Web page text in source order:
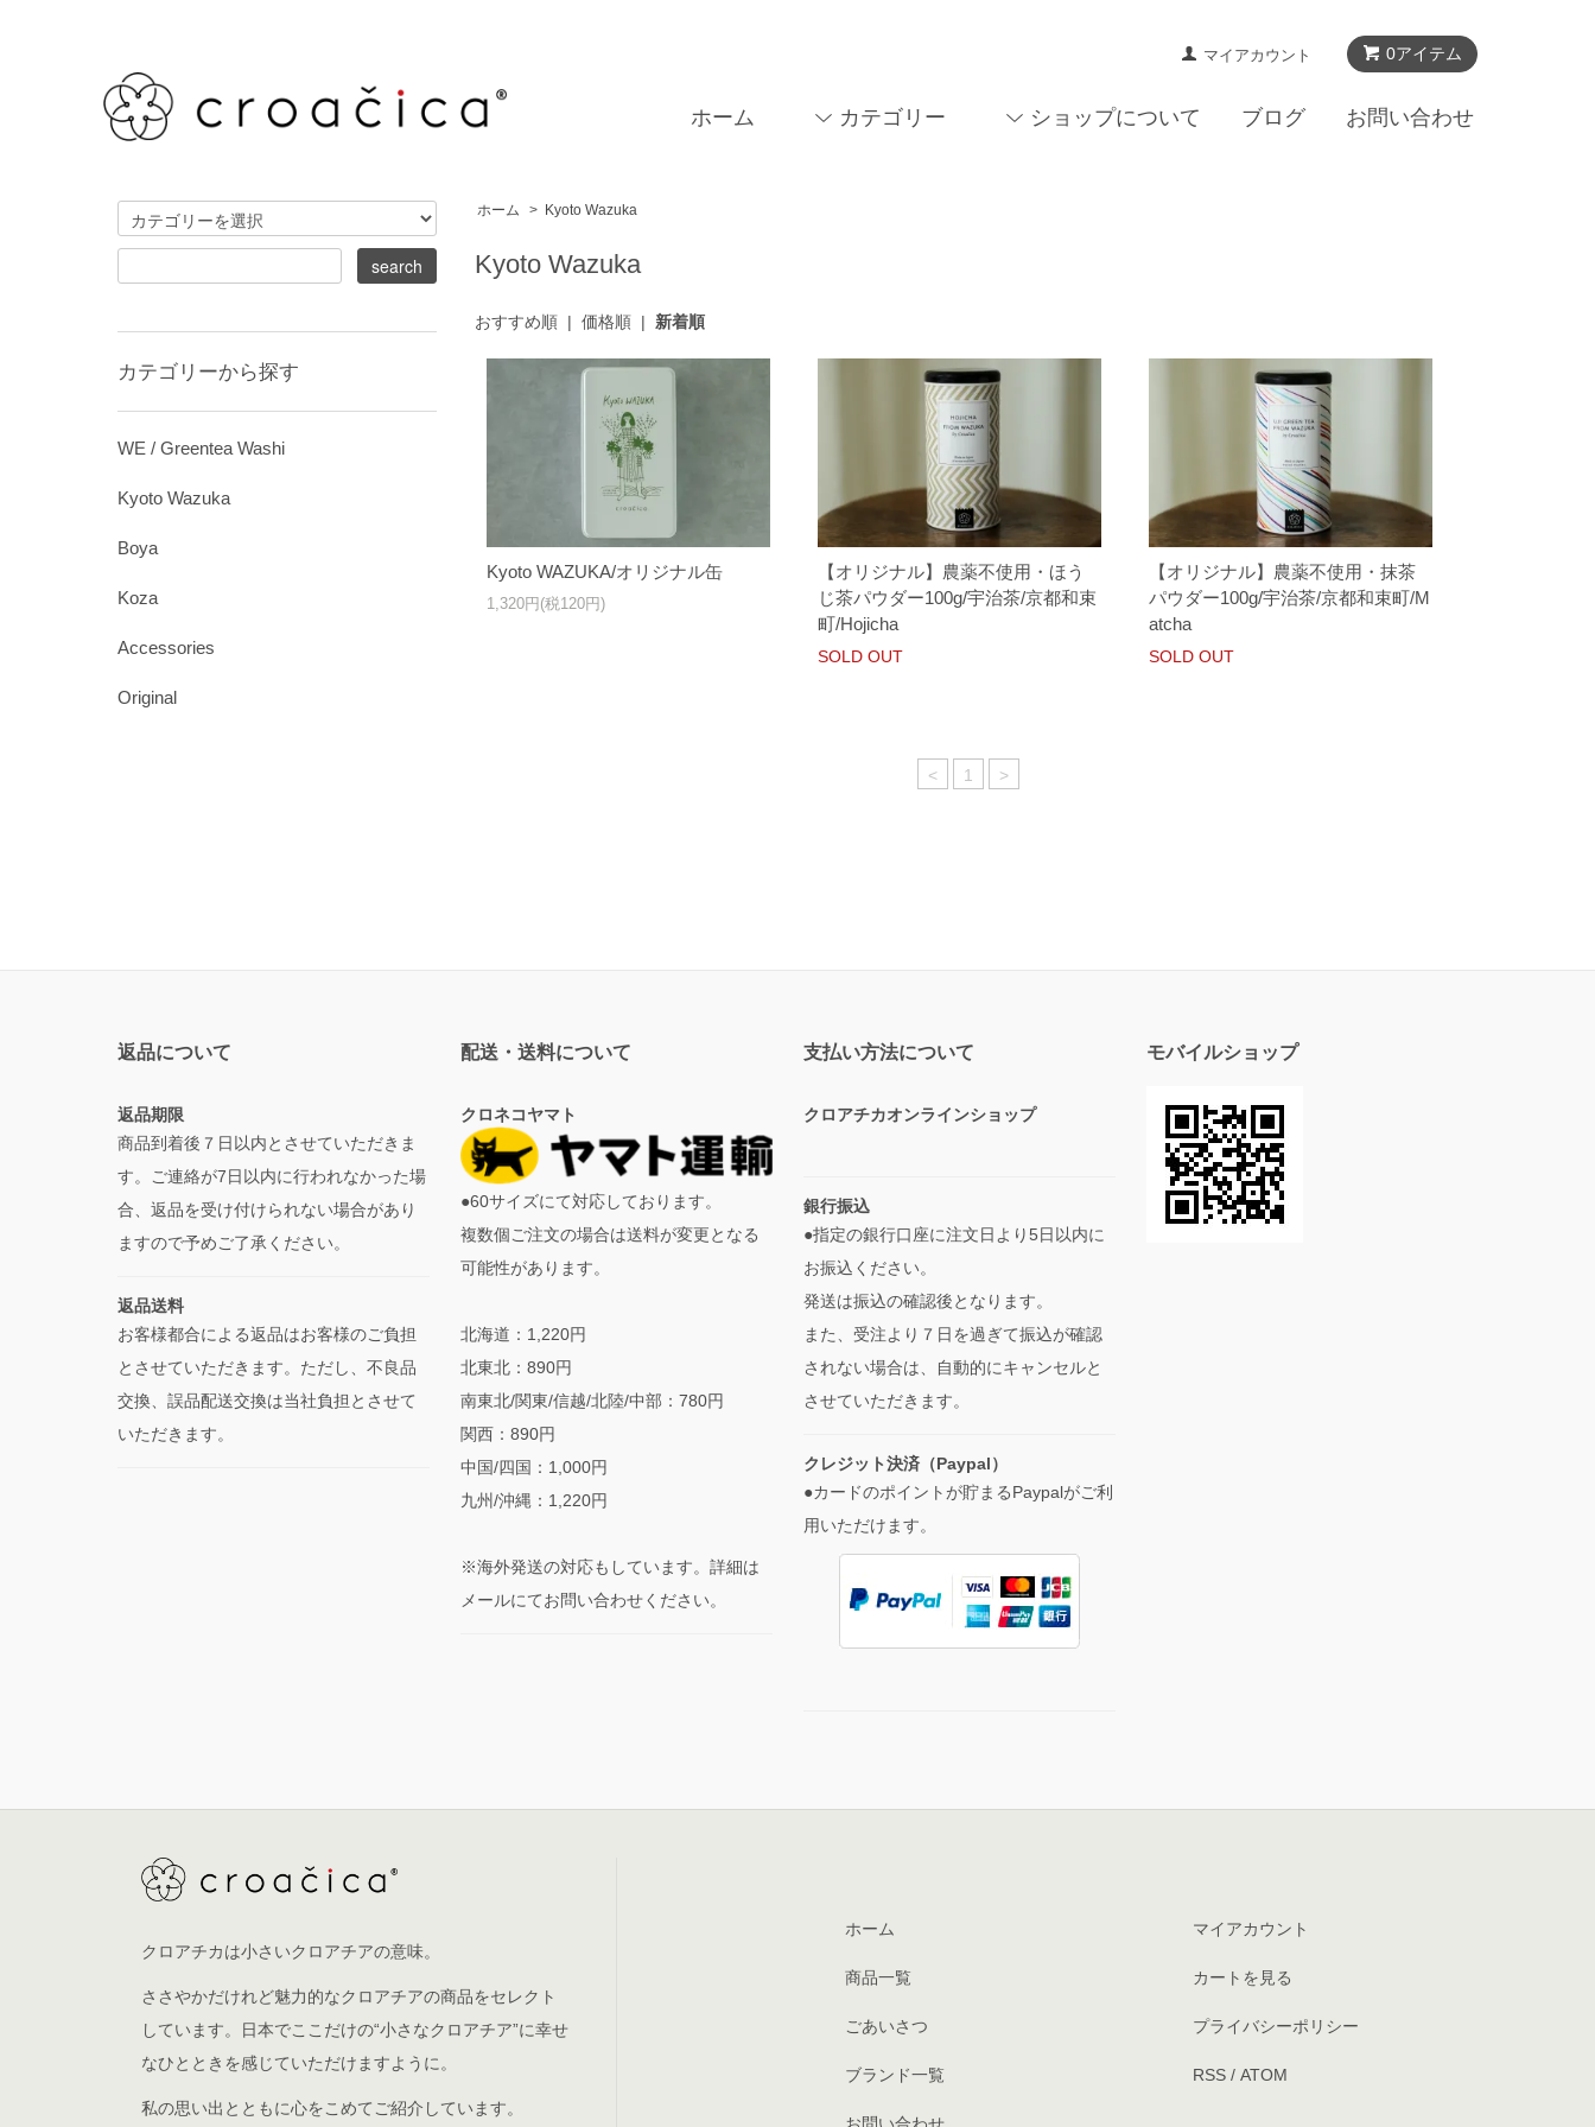
0アイテム
マイアカウント
ホーム カテゴリー ショップについて ブログ お問い合わせ
ホーム > Kyoto Wazuka
Kyoto Wazuka
おすすめ順| 価格順| 新着順
Kyoto WAZUKA/オリジナル缶
1,320円(税120円)
【オリジナル】農薬不使用・ほう
じ茶パウダー100g/宇治茶/京都和束
町/Hojicha
SOLD OUT
【オリジナル】農薬不使用・抹茶
パウダー100g/宇治茶/京都和束町/M
atcha
SOLD OUT
< 1 >
カテゴリーから探す
WE / Greentea Washi
Kyoto Wazuka
Boya
Koza
Accessories
Original
返品について
返品期限
商品到着後７日以内とさせていただきま
す。ご連絡が7日以内に行われなかった場
合、返品を受け付けられない場合があり
ますので予めご了承ください。
返品送料
お客様都合による返品はお客様のご負担
とさせていただきます。ただし、不良品
交換、誤品配送交換は当社負担とさせて
いただきます。
配送・送料について
クロネコヤマト
●60サイズにて対応しております。
複数個ご注文の場合は送料が変更となる
可能性があります。
北海道：1,220円
北東北：890円
南東北/関東/信越/北陸/中部：780円
関西：890円
中国/四国：1,000円
九州/沖縄：1,220円
※海外発送の対応もしています。詳細は
メールにてお問い合わせください。
支払い方法について
クロアチカオンラインショップ
銀行振込
●指定の銀行口座に注文日より5日以内に
お振込ください。
発送は振込の確認後となります。
また、受注より７日を過ぎて振込が確認
されない場合は、自動的にキャンセルと
させていただきます。
クレジット決済（Paypal）
●カードのポイントが貯まるPaypalがご利
用いただけます。
モバイルショップ
クロアチカは小さいクロアチアの意味。
ささやかだけれど魅力的なクロアチアの商品をセレクト
しています。日本でここだけの“小さなクロアチア”に幸せ
なひとときを感じていただけますように。
私の思い出とともに心をこめてご紹介しています。
ホーム
商品一覧
ごあいさつ
ブランド一覧
マイアカウント
カートを見る
プライバシーポリシー
RSS/ ATOM